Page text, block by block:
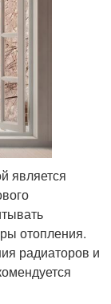
является
отопления.
радиаторов и